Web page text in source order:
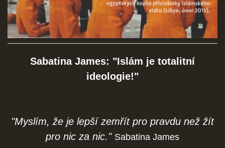
SOCIÁLNÍ SÍTĚ
RSS
Sabatina James: "Islám je totalitní
ideologie!"
"Myslím, že je lepší zemřít pro pravdu než žít
pro nic za nic." Sabatina James